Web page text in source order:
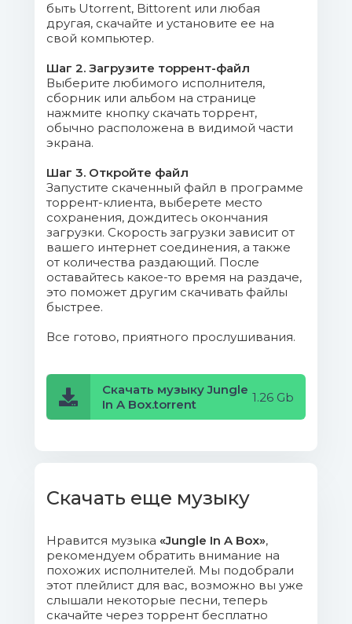
007. Nymfo - Twisted Funk.mp3
008. The Clamps Feat. Nuklear Mc
- Looking For Trouble (Original Mix).mp3
(13.4 Mb)
Feel (Original Mix).mp3 (10.33 Mb)
010. A-Sides - Shade.mp3 (13.85
Mb)
011. Derrick & Tonika - Face Your
Fears.mp3 (13.71 Mb)
Lunapark.mp3 (14.1 Mb)
(12.13 Mb)
(16.89 Mb)
015. Metamorph - Dark Cult
(Original Mix).mp3 (7.81 Mb)
016. Mob Tactics - Convoy.mp3
(10.39 Mb)
017. Derrick & Tonika - Hallo
Karl.mp3 (11.92 Mb)
быть Utorrent, Bittorent или любая
другая, скачайте и установите ее на
свой компьютер.
Шаг 2. Загрузите торрент-файл
Выберите любимого исполнителя,
сборник или альбом на странице
нажмите кнопку скачать торрент,
обычно расположена в видимой части
экрана.
Шаг 3. Откройте файл
Запустите скаченный файл в программе
торрент-клиента, выберете место
сохранения, дождитесь окончания
загрузки. Скорость загрузки зависит от
вашего интернет соединения, а также
от количества раздающий. После
оставайтесь какое-то время на раздаче,
это поможет другим скачивать файлы
быстрее.
Все готово, приятного прослушивания.
Скачать музыку Jungle
In A Box.torrent
1.26 Gb
Скачать еще музыку
Нравится музыка «Jungle In A Box»,
рекомендуем обратить внимание на
похожих исполнителей. Мы подобрали
этот плейлист для вас, возможно вы уже
слышали некоторые песни, теперь
скачайте через торрент бесплатно